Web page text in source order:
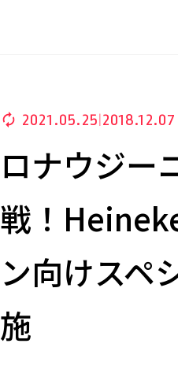
2021.05.25 2018.12.07
ロナウジー
戦！
ン向けスペ
施